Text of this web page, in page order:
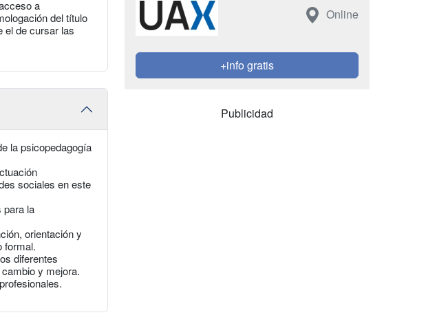
a
del título
el de cursar las
la psicopedagogía
sociales en este
para la
orientación y
formal.
diferentes
y mejora.
Online
+info gratis
Publicidad